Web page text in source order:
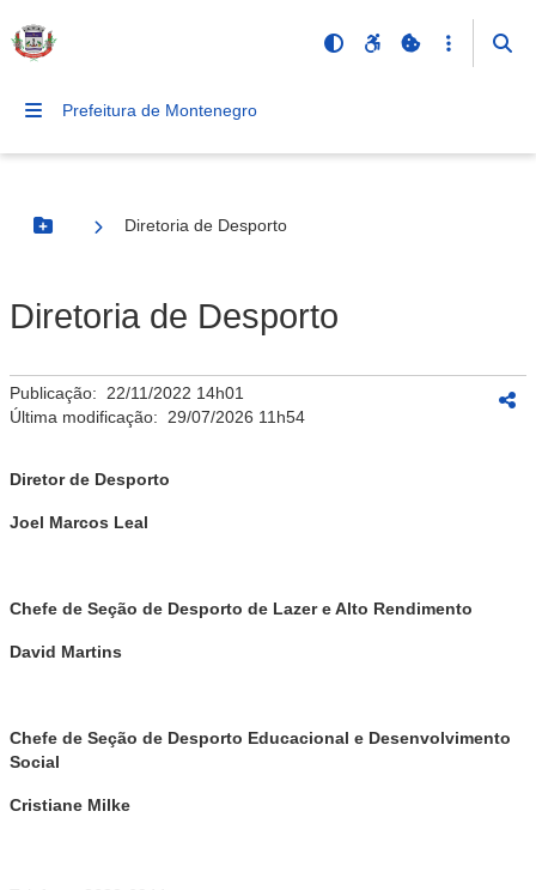
Prefeitura de Montenegro
Botão Menu
Diretoria de Desporto
Diretoria de Desporto
Publicação: 22/11/2022 14h01
Última modificação: 29/07/2026 11h54
Diretor de Desporto
Joel Marcos Leal
Chefe de Seção de Desporto de Lazer e Alto Rendimento
David Martins
Chefe de Seção de Desporto Educacional e Desenvolvimento
Social
Cristiane Milke